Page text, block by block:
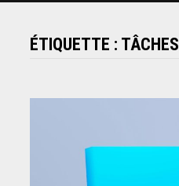
ÉTIQUETTE : TÂCHES